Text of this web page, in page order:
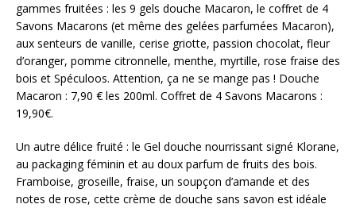
gammes fruitées : les 9 gels douche Macaron, le coffret de 4
Savons Macarons (et même des gelées parfumées Macaron),
aux senteurs de vanille, cerise griotte, passion chocolat, fleur
d’oranger, pomme citronnelle, menthe, myrtille, rose fraise des
bois et Spéculoos. Attention, ça ne se mange pas ! Douche
Macaron : 7,90 € les 200ml. Coffret de 4 Savons Macarons :
19,90€.
Un autre délice fruité : le Gel douche nourrissant signé Klorane,
au packaging féminin et au doux parfum de fruits des bois.
Framboise, groseille, fraise, un soupçon d’amande et des
notes de rose, cette crème de douche sans savon est idéale